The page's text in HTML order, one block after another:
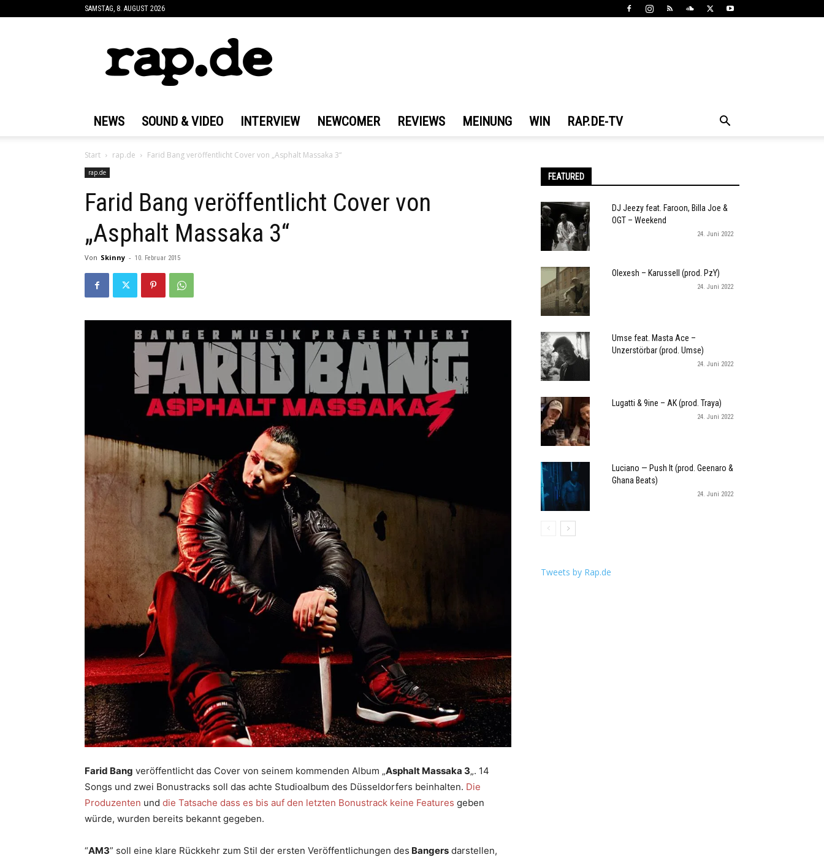
SAMSTAG, 8. AUGUST 2026
NEWS SOUND & VIDEO INTERVIEW NEWCOMER REVIEWS MEINUNG WIN RAP.DE-TV
Start rap.de Farid Bang veröffentlicht Cover von „Asphalt Massaka 3“
rap.de
Farid Bang veröffentlicht Cover von
„Asphalt Massaka 3“
Von Skinny - 10. Februar 2015
Farid Bang veröffentlicht das Cover von seinem kommenden Album „Asphalt Massaka 3„. 14
Songs und zwei Bonustracks soll das achte Studioalbum des Düsseldorfers beinhalten. Die
Produzenten und die Tatsache dass es bis auf den letzten Bonustrack keine Features geben
würde, wurden bereits bekannt gegeben.
“AM3” soll eine klare Rückkehr zum Stil der ersten Veröffentlichungen des Bangers darstellen,
FEATURED
DJ Jeezy feat. Faroon, Billa Joe &
OGT – Weekend
24. Juni 2022
Olexesh – Karussell (prod. PzY)
24. Juni 2022
Umse feat. Masta Ace –
Unzerstörbar (prod. Umse)
24. Juni 2022
Lugatti & 9ine – AK (prod. Traya)
24. Juni 2022
Luciano — Push It (prod. Geenaro &
Ghana Beats)
24. Juni 2022
Tweets by Rap.de